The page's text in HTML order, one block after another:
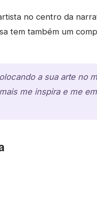
no centro da
tem também um
a sua arte no
me inspira e me